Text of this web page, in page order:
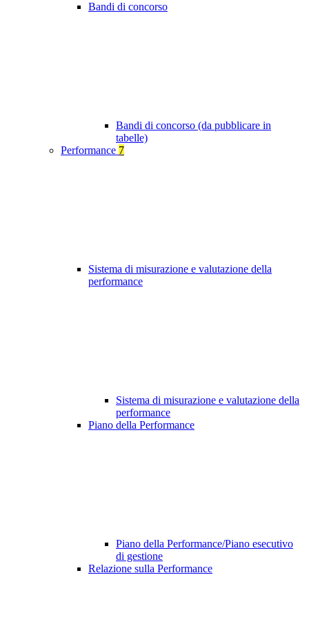
Bandi di concorso
Bandi di concorso (da pubblicare in
tabelle)
Performance 7
Sistema di misurazione e valutazione della
performance
Sistema di misurazione e valutazione della
performance
Piano della Performance
Piano della Performance/Piano esecutivo
di gestione
Relazione sulla Performance